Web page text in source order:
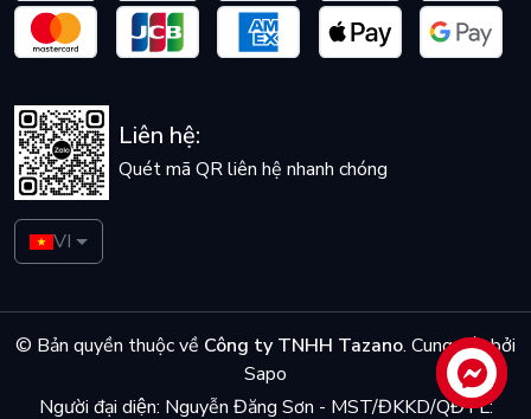
Liên hệ:
Quét mã QR liên hệ nhanh chóng
VI
© Bản quyền thuộc về Công ty TNHH Tazano. Cung cấp bởi
Sapo
Người đại diện: Nguyễn Đăng Sơn - MST/ĐKKD/QĐTL:
Liên hệ